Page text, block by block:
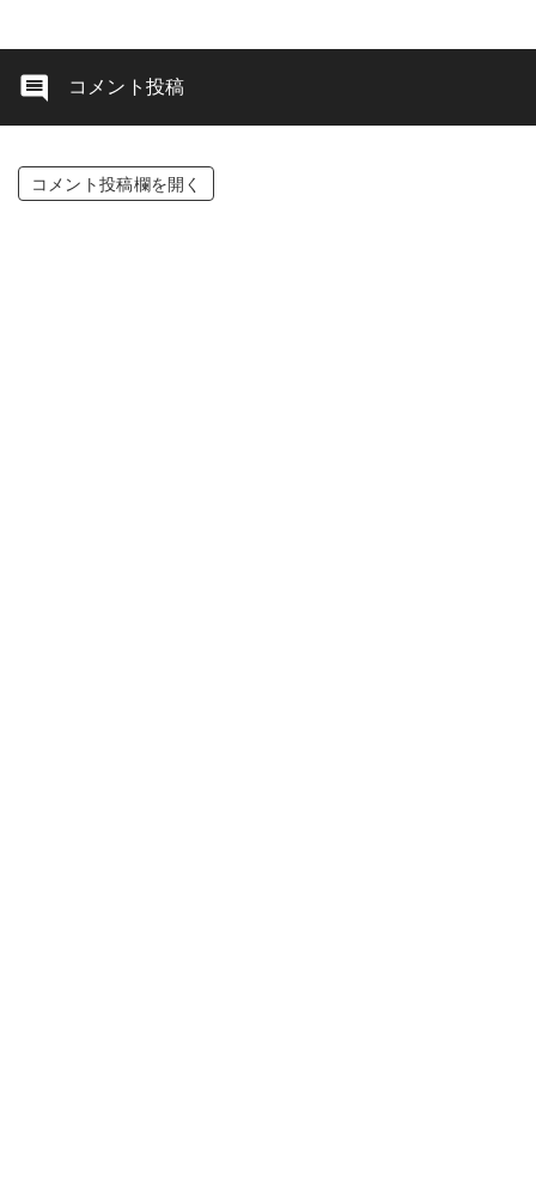
コメント投稿
コメント投稿欄を開く